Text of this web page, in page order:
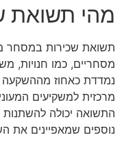
מהי תשואת
תשואת שכירות במסחר
מסחריים, כמו חנויות,
נמדדת כאחוז מההשקעה
מרכזית למשקיעים
התשואה יכולה להשתנות
נוספים שמאפיינים את